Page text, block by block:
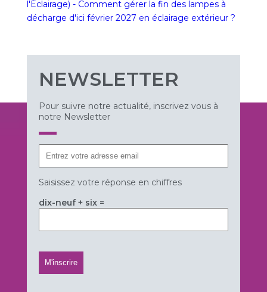
l'Éclairage) - Comment gérer la fin des lampes à
décharge d'ici février 2027 en éclairage extérieur ?
NEWSLETTER
Pour suivre notre actualité, inscrivez vous à
notre Newsletter
Saisissez votre réponse en chiffres
dix-neuf + six =